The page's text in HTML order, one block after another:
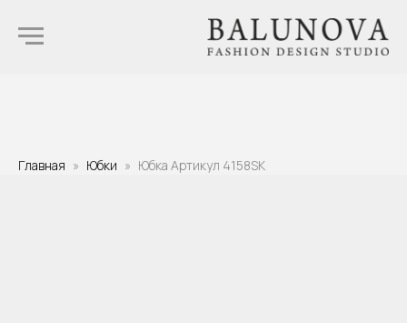
Главная Юбки Юбка Артикул 4158SK